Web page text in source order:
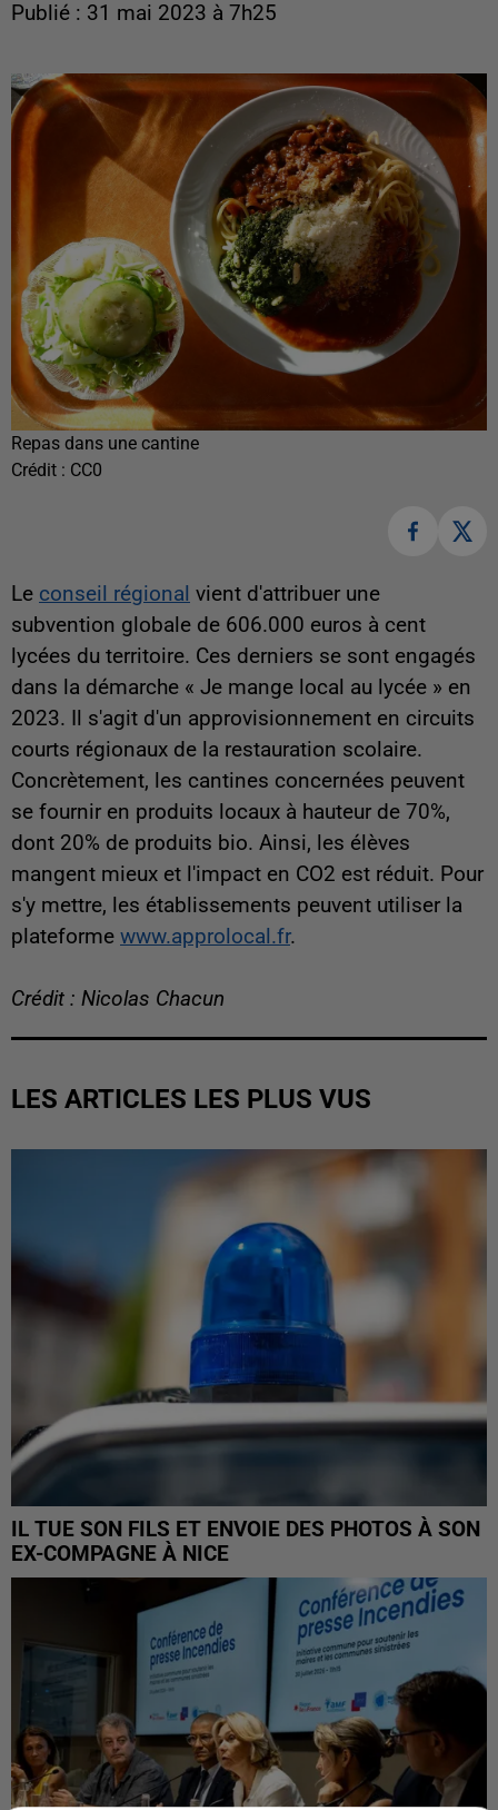
Publié : 31 mai 2023 à 7h25
Repas dans une cantine
Crédit : CC0
Le conseil régional vient d'attribuer une
subvention globale de 606.000 euros à cent
lycées du territoire. Ces derniers se sont engagés
dans la démarche « Je mange local au lycée » en
2023. Il s'agit d'un approvisionnement en circuits
courts régionaux de la restauration scolaire.
Concrètement, les cantines concernées peuvent
se fournir en produits locaux à hauteur de 70%,
dont 20% de produits bio. Ainsi, les élèves
mangent mieux et l'impact en CO2 est réduit. Pour
s'y mettre, les établissements peuvent utiliser la
plateforme www.approlocal.fr.
Crédit : Nicolas Chacun
LES ARTICLES LES PLUS VUS
IL TUE SON FILS ET ENVOIE DES PHOTOS À SON
EX-COMPAGNE À NICE